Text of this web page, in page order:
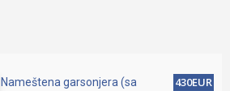
Nameštena garsonjera (sa
430EUR